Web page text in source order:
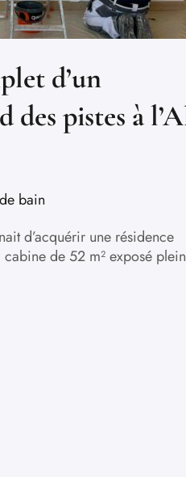
d’un
des pistes à
bain
d’acquérir une résidence
de 52 m² exposé